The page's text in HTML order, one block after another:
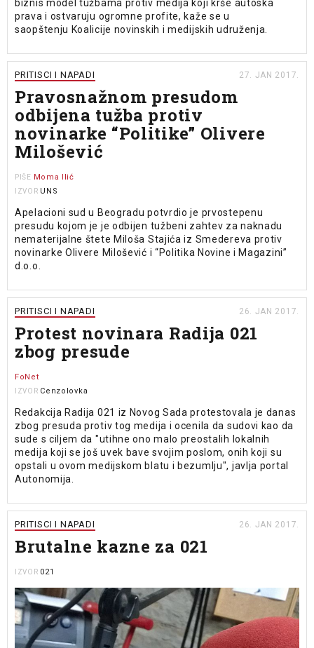
biznis model tužbama protiv medija koji krše autoska
prava i ostvaruju ogromne profite, kaže se u
saopštenju Koalicije novinskih i medijskih udruženja.
PRITISCI I NAPADI 27. JAN 2017.
Pravosnažnom presudom
odbijena tužba protiv
novinarke “Politike” Olivere
Milošević
PIŠE Moma Ilić
IZVOR UNS
Apelacioni sud u Beogradu potvrdio je prvostepenu
presudu kojom je je odbijen tužbeni zahtev za naknadu
nematerijalne štete Miloša Stajića iz Smedereva protiv
novinarke Olivere Milošević i “Politika Novine i Magazini”
d.o.o.
PRITISCI I NAPADI 26. JAN 2017.
Protest novinara Radija 021
zbog presude
FoNet
IZVOR Cenzolovka
Redakcija Radija 021 iz Novog Sada protestovala je danas
zbog presuda protiv tog medija i ocenila da sudovi kao da
sude s ciljem da "utihne ono malo preostalih lokalnih
medija koji se još uvek bave svojim poslom, onih koji su
opstali u ovom medijskom blatu i bezumlju", javlja portal
Autonomija.
PRITISCI I NAPADI 26. JAN 2017.
Brutalne kazne za 021
IZVOR 021